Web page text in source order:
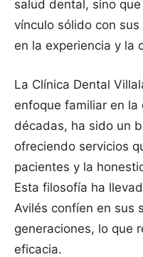
salud dental, sino
vínculo sólido con
en la experiencia y la
La Clínica Dental
enfoque familiar en
décadas, ha sido un
ofreciendo servicios
pacientes y la
Esta filosofía ha
Avilés confíen en sus
generaciones, lo que
eficacia.